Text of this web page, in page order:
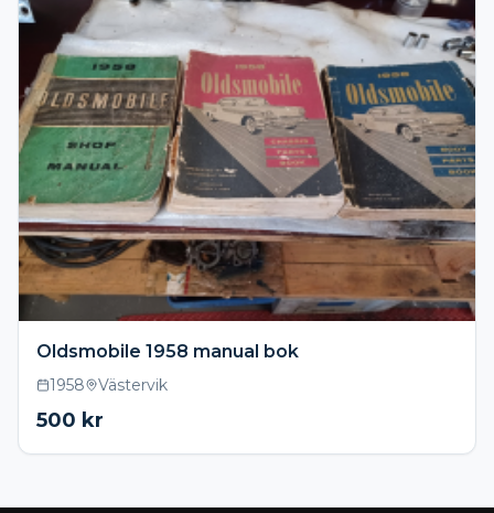
Oldsmobile 1958 manual bok
1958 Västervik
500 kr